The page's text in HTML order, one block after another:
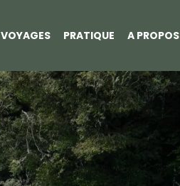
VOYAGES PRATIQUE A PROPOS